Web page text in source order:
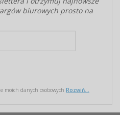
biurowych prosto na
danych osobowych Rozwiń...